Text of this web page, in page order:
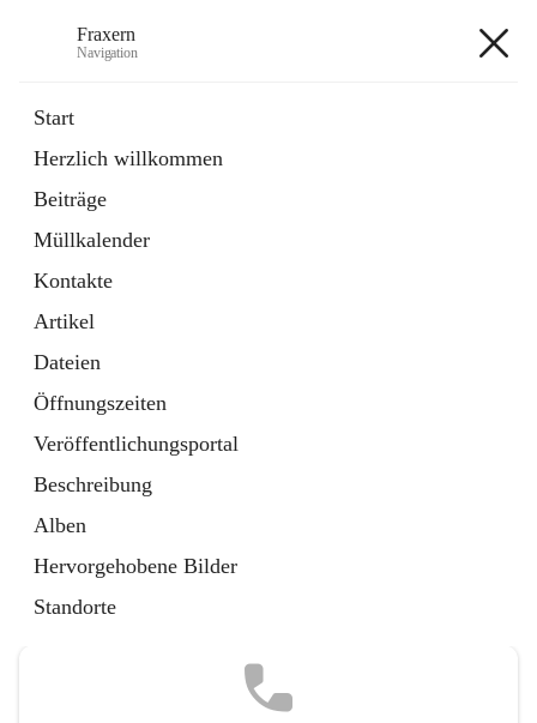
Fraxern
Navigation
Start
Herzlich willkommen
Beiträge
Müllkalender
Kontakte
Artikel
Dateien
Öffnungszeiten
Veröffentlichungsportal
Beschreibung
Alben
Hervorgehobene Bilder
Standorte
Ordner
in
Tab
Formulare
Artikel
öffnet
in
neuem
Tab